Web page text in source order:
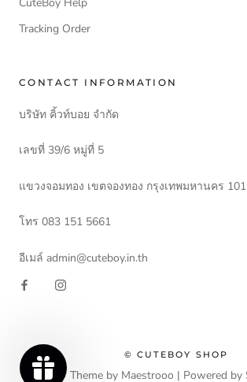
Tracking Order
CONTACT INFORMATION
บริษัท คิ้วท์บอย จำกัด
เลขที่ 39/6 หมู่ที่ 5
แขวงจอมทอง เขตจองทอง กรุงเทพมหานคร
โทร 083 151 5661
อีเมล์ admin@cuteboy.in.th
© CUTEBOY SHOP
Theme by Maestrooo | Powered by